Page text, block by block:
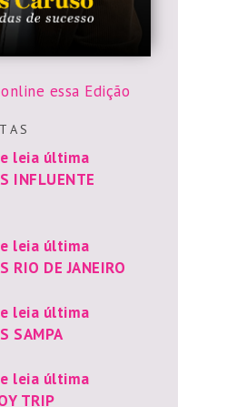
essa Edição
A S
leia última
INFLUENTE
leia última
RIO DE JANEIRO
leia última
SAMPA
leia última
TRIP